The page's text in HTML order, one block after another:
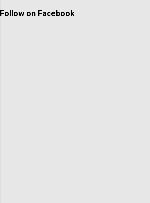
Follow on Facebook